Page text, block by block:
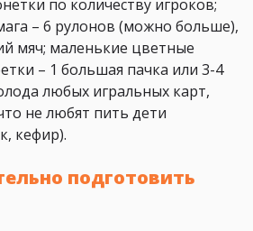
по количеству игроков;
– 6 рулонов (можно больше),
мяч; маленькие цветные
– 1 большая пачка или 3-4
любых игральных карт,
не любят пить дети
кефир).
подготовить